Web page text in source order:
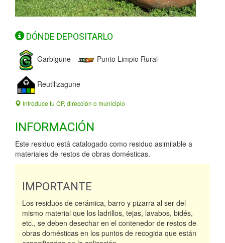
DÓNDE DEPOSITARLO
Garbigune Punto Limpio Rural
Reutilizagune
Introduce tu CP, dirección o municipio
INFORMACIÓN
Este residuo está catalogado como residuo asimilable a
materiales de restos de obras domésticas.
IMPORTANTE
Los residuos de cerámica, barro y pizarra al ser del
mismo material que los ladrillos, tejas, lavabos, bidés,
etc., se deben desechar en el contenedor de restos de
obras domésticas en los puntos de recogida que están